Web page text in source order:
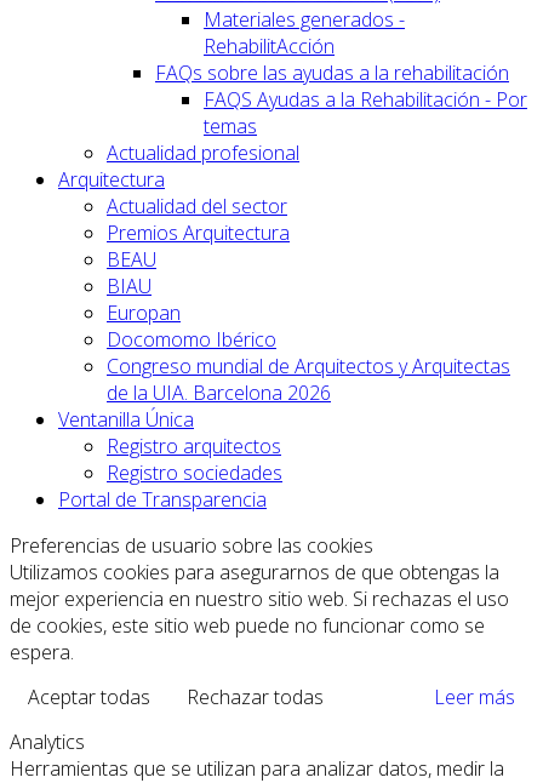
Materiales generados -
RehabilitAcción
FAQs sobre las ayudas a la rehabilitación
FAQS Ayudas a la Rehabilitación - Por
temas
Actualidad profesional
Arquitectura
Actualidad del sector
Premios Arquitectura
BEAU
BIAU
Europan
Docomomo Ibérico
Congreso mundial de Arquitectos y Arquitectas
de la UIA. Barcelona 2026
Ventanilla Única
Registro arquitectos
Registro sociedades
Portal de Transparencia
Preferencias de usuario sobre las cookies
Utilizamos cookies para asegurarnos de que obtengas la
mejor experiencia en nuestro sitio web. Si rechazas el uso
de cookies, este sitio web puede no funcionar como se
espera.
Aceptar todas
Rechazar todas
Leer más
Analytics
Herramientas que se utilizan para analizar datos, medir la